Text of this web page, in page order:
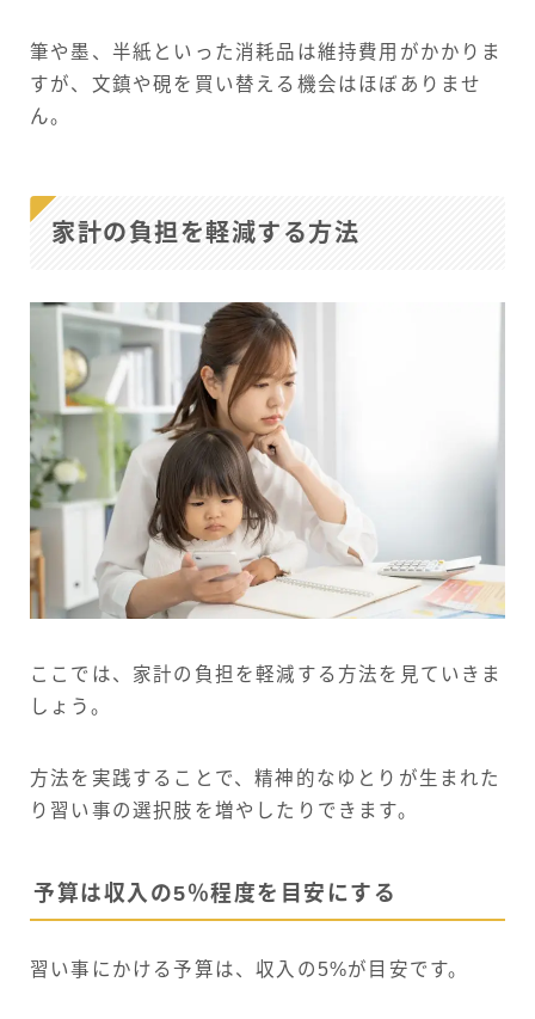
筆や墨、半紙といった消耗品は維持費用がかかりま
すが、文鎮や硯を買い替える機会はほぼありませ
ん。
家計の負担を軽減する方法
ここでは、家計の負担を軽減する方法を見ていきま
しょう。
方法を実践することで、精神的なゆとりが生まれた
り習い事の選択肢を増やしたりできます。
予算は収入の5％程度を目安にする
習い事にかける予算は、収入の5%が目安です。